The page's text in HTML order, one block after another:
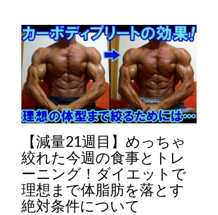
【減量21週目】めっちゃ
絞れた今週の食事とトレ
ーニング！ダイエットで
理想まで体脂肪を落とす
絶対条件について